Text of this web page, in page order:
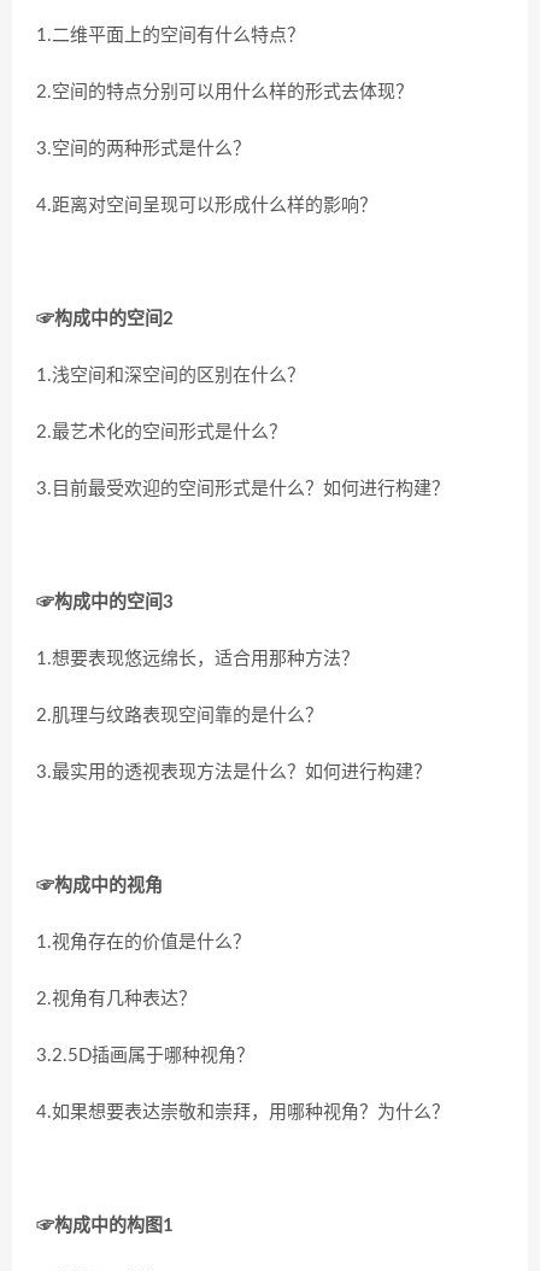
1.二维平面上的空间有什么特点？
2.空间的特点分别可以用什么样的形式去体现？
3.空间的两种形式是什么？
4.距离对空间呈现可以形成什么样的影响？
☞构成中的空间2
1.浅空间和深空间的区别在什么？
2.最艺术化的空间形式是什么？
3.目前最受欢迎的空间形式是什么？如何进行构建？
☞构成中的空间3
1.想要表现悠远绵长，适合用那种方法？
2.肌理与纹路表现空间靠的是什么？
3.最实用的透视表现方法是什么？如何进行构建？
☞构成中的视角
1.视角存在的价值是什么？
2.视角有几种表达？
3.2.5D插画属于哪种视角？
4.如果想要表达崇敬和崇拜，用哪种视角？为什么？
☞构成中的构图1